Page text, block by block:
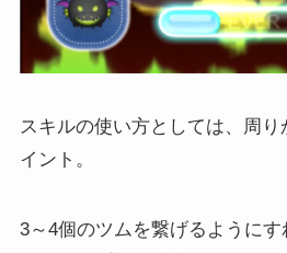
スキルの使い方としては、周
イント。
3～4個のツムを繋げるように